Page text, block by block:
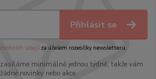
Přihlásit se
údajůza účelem rozesílky newsletteru.
minimálně jednou týdně, takže vám
novinky nebo akce.